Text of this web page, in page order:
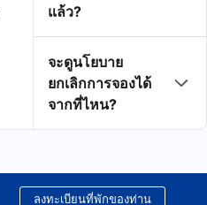
แล้ว?
จะดูนโยบาย
ยกเลิกการจองได้
จากที่ไหน?
ลงทะเบียนที่พักของท่าน